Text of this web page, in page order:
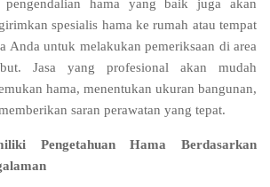
pengendalian hama yang baik juga akan
spesialis hama ke rumah atau tempat
Anda untuk melakukan pemeriksaan di area
Jasa yang profesional akan mudah
hama, menentukan ukuran bangunan,
saran perawatan yang tepat.
Pengetahuan Hama Berdasarkan